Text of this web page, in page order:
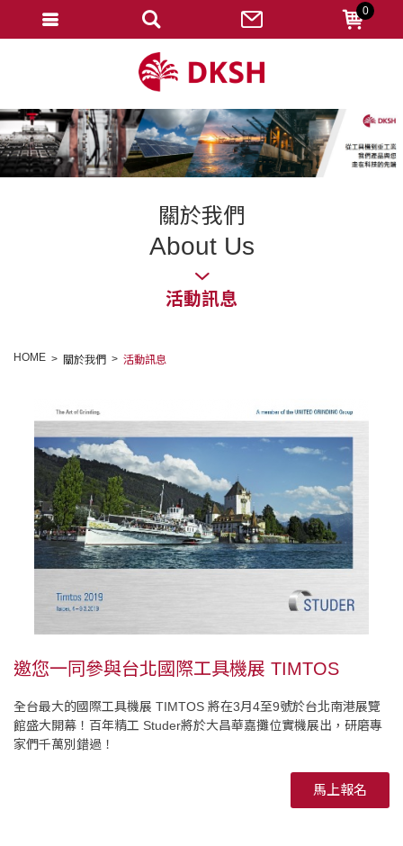
關於我們
About Us
活動訊息
HOME 關於我們 活動訊息
邀您一同參與台北國際工具機展 TIMTOS
全台最大的國際工具機展 TIMTOS 將在3月4至9號於台北南港展覽
館盛大開幕！百年精工 Studer將於大昌華嘉攤位實機展出，研磨專
家們千萬別錯過！
馬上報名
0
忘記密碼
變更密碼
修改個人資料
我的收藏
匯款通知